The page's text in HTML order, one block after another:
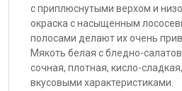
с приплюснутыми верхом и
окраска с насыщенным
полосами делают их очень
Мякоть белая с бледно-
сочная, плотная, кисло-
вкусовыми характеристиками.